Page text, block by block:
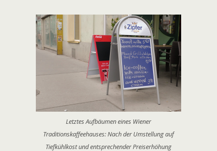
Letztes Aufbäumen eines Wiener
Traditionskaffeehauses: Nach der Umstellung auf
Tiefkühlkost und entsprechender Preiserhöhung